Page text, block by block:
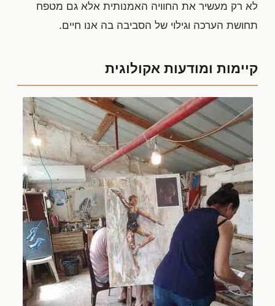
לא רק מעשיר את החוויה האמנותית אלא גם מטפח
תחושת הערכה וגילוי של הסביבה בה אנו חיים.
קיימות ומודעות אקולוגית